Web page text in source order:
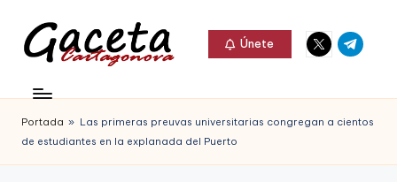
Saltar
contenido
c
e
Gaceta
Cartagonova,
La
Únete
Elemento
del
Elemento
del
Portada » Las primeras preuvas universitarias congregan a cientos
de estudiantes en la explanada del Puerto